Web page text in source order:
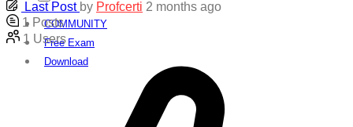
COMMUNITY
Free Exam
Download
Last Post by Profcerti 2 months ago
1 Posts
1 Users